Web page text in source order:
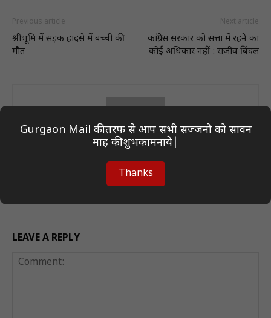
Previous article
श्रीभूमि में सड़क हादसे में बच्ची की
मौत
Next article
कांग्रेस सरकार को सत्ता में रहने का
कोई अधिकार नहीं : राजीव बिंदल
Author On Desk
LEAVE A REPLY
Gurgaon Mail की तरफ से आप सभी सज्जनो को सावन
माह की शुभकामनाये|
Thanks